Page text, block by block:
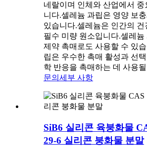
네랄이며 인체와 산업에서
니다.셀레늄 과립은 영양 보
있습니다.셀레늄은 인간의 건
필수 미량 원소입니다.셀레늄
제약 촉매로도 사용할 수 있
립은 우수한 촉매 활성과 선
학 반응을 촉매하는 데 사용
문의 세부 사항
SiB6 실리콘 육붕화물
29-6 실리콘 붕화물 분말